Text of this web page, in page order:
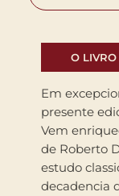
O LIVRO
Em
presente
Vem
de Roberto
estudo
decadencia